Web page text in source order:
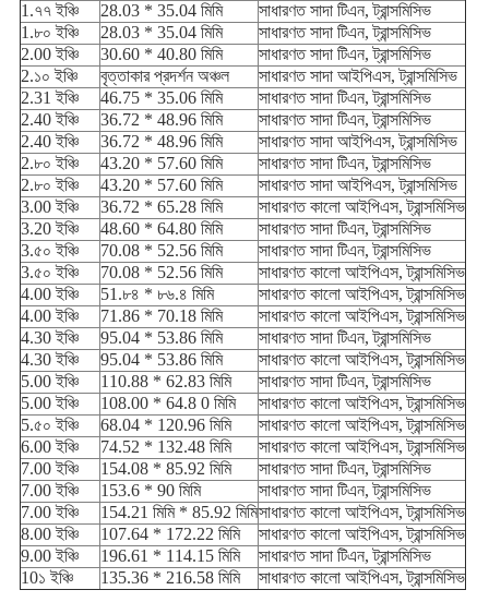
1.৭৭ ইঞ্চি
28.03 * 35.04 মিমি
সাধারণত সাদা টিএন, ট্রান্সমিসিভ
1.৮০ ইঞ্চি
28.03 * 35.04 মিমি
সাধারণত সাদা টিএন, ট্রান্সমিসিভ
2.00 ইঞ্চি
30.60 * 40.80 মিমি
সাধারণত সাদা টিএন, ট্রান্সমিসিভ
2.১০ ইঞ্চি
বৃত্তাকার প্রদর্শন অঞ্চল
সাধারণত সাদা আইপিএস, ট্রান্সমিসিভ
2.31 ইঞ্চি
46.75 * 35.06 মিমি
সাধারণত সাদা টিএন, ট্রান্সমিসিভ
2.40 ইঞ্চি
36.72 * 48.96 মিমি
সাধারণত সাদা টিএন, ট্রান্সমিসিভ
2.40 ইঞ্চি
36.72 * 48.96 মিমি
সাধারণত সাদা আইপিএস, ট্রান্সমিসিভ
2.৮০ ইঞ্চি
43.20 * 57.60 মিমি
সাধারণত সাদা টিএন, ট্রান্সমিসিভ
2.৮০ ইঞ্চি
43.20 * 57.60 মিমি
সাধারণত সাদা আইপিএস, ট্রান্সমিসিভ
3.00 ইঞ্চি
36.72 * 65.28 মিমি
সাধারণত কালো আইপিএস, ট্রান্সমিসিভ
3.20 ইঞ্চি
48.60 * 64.80 মিমি
সাধারণত সাদা টিএন, ট্রান্সমিসিভ
3.৫০ ইঞ্চি
70.08 * 52.56 মিমি
সাধারণত সাদা টিএন, ট্রান্সমিসিভ
3.৫০ ইঞ্চি
70.08 * 52.56 মিমি
সাধারণত কালো আইপিএস, ট্রান্সমিসিভ
4.00 ইঞ্চি
51.৮৪ * ৮৬.৪ মিমি
সাধারণত কালো আইপিএস, ট্রান্সমিসিভ
4.00 ইঞ্চি
71.86 * 70.18 মিমি
সাধারণত কালো আইপিএস, ট্রান্সমিসিভ
4.30 ইঞ্চি
95.04 * 53.86 মিমি
সাধারণত সাদা টিএন, ট্রান্সমিসিভ
4.30 ইঞ্চি
95.04 * 53.86 মিমি
সাধারণত কালো আইপিএস, ট্রান্সমিসিভ
5.00 ইঞ্চি
110.88 * 62.83 মিমি
সাধারণত সাদা টিএন, ট্রান্সমিসিভ
5.00 ইঞ্চি
108.00 * 64.8 0 মিমি
সাধারণত কালো আইপিএস, ট্রান্সমিসিভ
5.৫০ ইঞ্চি
68.04 * 120.96 মিমি
সাধারণত কালো আইপিএস, ট্রান্সমিসিভ
6.00 ইঞ্চি
74.52 * 132.48 মিমি
সাধারণত কালো আইপিএস, ট্রান্সমিসিভ
7.00 ইঞ্চি
154.08 * 85.92 মিমি
সাধারণত সাদা টিএন, ট্রান্সমিসিভ
7.00 ইঞ্চি
153.6 * 90 মিমি
সাধারণত সাদা টিএন, ট্রান্সমিসিভ
7.00 ইঞ্চি
154.21 মিমি * 85.92 মিমিসাধারণত কালো আইপিএস, ট্রান্সমিসিভ
8.00 ইঞ্চি
107.64 * 172.22 মিমি
সাধারণত কালো আইপিএস, ট্রান্সমিসিভ
9.00 ইঞ্চি
196.61 * 114.15 মিমি
সাধারণত সাদা টিএন, ট্রান্সমিসিভ
10১ ইঞ্চি
135.36 * 216.58 মিমি সাধারণত কালো আইপিএস, ট্রান্সমিসিভ